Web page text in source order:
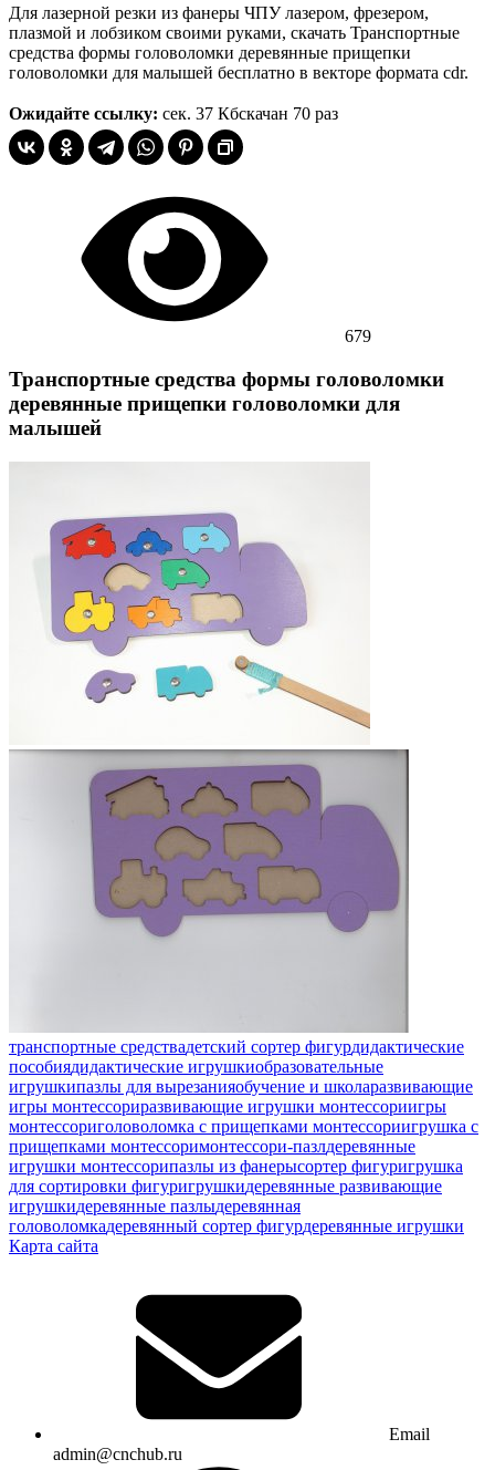
Для лазерной резки из фанеры ЧПУ лазером, фрезером,
плазмой и лобзиком своими руками, скачать Транспортные
средства формы головоломки деревянные прищепки
головоломки для малышей бесплатно в векторе формата cdr.
Ожидайте ссылку: сек. 37 Кбскачан 70 раз
679
Транспортные средства формы головоломки
деревянные прищепки головоломки для
малышей
транспортные средствадетский сортер фигурдидактические
пособиядидактические игрушкиобразовательные
игрушкипазлы для вырезанияобучение и школаразвивающие
игры монтессориразвивающие игрушки монтессориигры
монтессориголоволомка с прищепками монтессориигрушка с
прищепками монтессоримонтессори-пазлдеревянные
игрушки монтессорипазлы из фанерысортер фигуригрушка
для сортировки фигуригрушкидеревянные развивающие
игрушкидеревянные пазлыдеревянная
головоломкадеревянный сортер фигурдеревянные игрушки
Карта сайта
Email
admin@cnchub.ru